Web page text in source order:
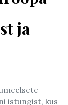
ja
istungist, kus